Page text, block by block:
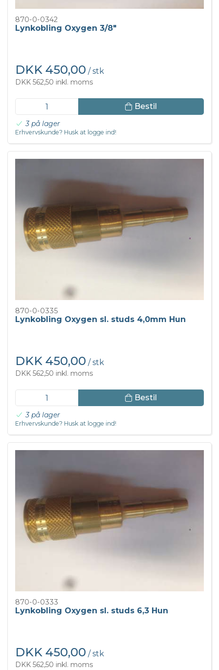
870-0-0342
Lynkobling Oxygen 3/8"
DKK 450,00 / stk
DKK 562,50 inkl. moms
Bestil
3 på lager
Erhvervskunde? Husk at logge ind!
870-0-0335
Lynkobling Oxygen sl. studs 4,0mm Hun
DKK 450,00 / stk
DKK 562,50 inkl. moms
Bestil
3 på lager
Erhvervskunde? Husk at logge ind!
870-0-0333
Lynkobling Oxygen sl. studs 6,3 Hun
DKK 450,00 / stk
DKK 562,50 inkl. moms